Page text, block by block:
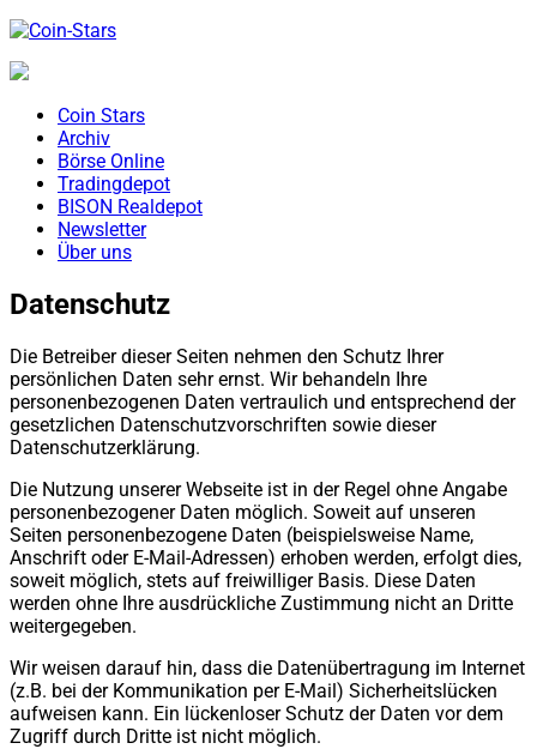
Coin Stars
Archiv
Börse Online
Tradingdepot
BISON Realdepot
Newsletter
Über uns
Datenschutz
Die Betreiber dieser Seiten nehmen den Schutz Ihrer
persönlichen Daten sehr ernst. Wir behandeln Ihre
personenbezogenen Daten vertraulich und entsprechend der
gesetzlichen Datenschutzvorschriften sowie dieser
Datenschutzerklärung.
Die Nutzung unserer Webseite ist in der Regel ohne Angabe
personenbezogener Daten möglich. Soweit auf unseren
Seiten personenbezogene Daten (beispielsweise Name,
Anschrift oder E-Mail-Adressen) erhoben werden, erfolgt dies,
soweit möglich, stets auf freiwilliger Basis. Diese Daten
werden ohne Ihre ausdrückliche Zustimmung nicht an Dritte
weitergegeben.
Wir weisen darauf hin, dass die Datenübertragung im Internet
(z.B. bei der Kommunikation per E-Mail) Sicherheitslücken
aufweisen kann. Ein lückenloser Schutz der Daten vor dem
Zugriff durch Dritte ist nicht möglich.